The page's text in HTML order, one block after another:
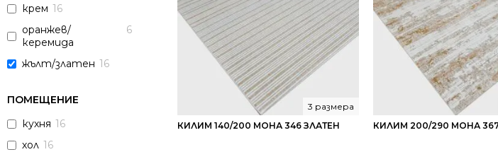
крем 16
оранжев/
керемида
6
жълт/златен 16
ПОМЕЩЕНИЕ
кухня 16
хол 16
КИЛИМ 140/200 МОНА 346 ЗЛАТЕН
3 размера
КИЛИМ 200/290 МОНА